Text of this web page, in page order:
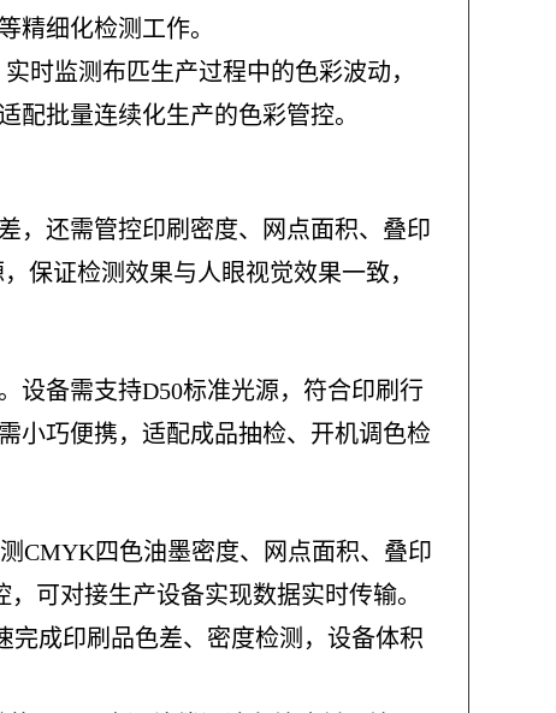
精细化检测工作。
时监测布匹生产过程中的色彩波动，
配批量连续化生产的色彩管控。
，还需管控印刷密度、网点面积、叠印
保证检测效果与人眼视觉效果一致，
设备需支持D50标准光源，符合印刷行
小巧便携，适配成品抽检、开机调色检
CMYK四色油墨密度、网点面积、叠印
可对接生产设备实现数据实时传输。
完成印刷品色差、密度检测，设备体积